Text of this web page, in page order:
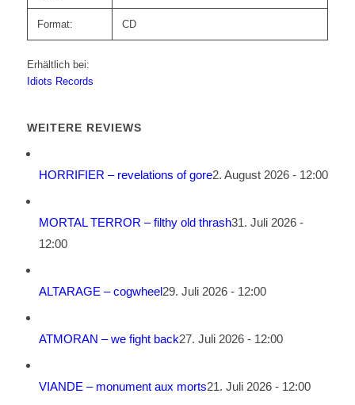
Format: CD
Erhältlich bei:
Idiots Records
WEITERE REVIEWS
HORRIFIER – revelations of gore2. August 2026 - 12:00
MORTAL TERROR – filthy old thrash31. Juli 2026 -
12:00
ALTARAGE – cogwheel29. Juli 2026 - 12:00
ATMORAN – we fight back27. Juli 2026 - 12:00
VIANDE – monument aux morts21. Juli 2026 - 12:00